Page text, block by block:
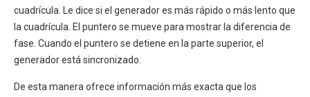
cuadrícula. Le dice si el generador es más rápido o más lento que
la cuadrícula. El puntero se mueve para mostrar la diferencia de
fase. Cuando el puntero se detiene en la parte superior, el
generador está sincronizado.
De esta manera ofrece información más exacta que los